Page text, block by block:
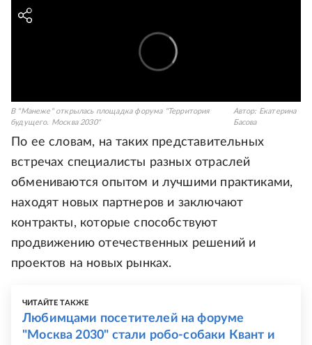
В "Манеже" открылась площадка форума "Территория
будущего. Москва 2030"
Автор: Екатерина
Басова
По ее словам, на таких представительных
встречах специалисты разных отраслей
обмениваются опытом и лучшими практиками,
находят новых партнеров и заключают
контракты, которые способствуют
продвижению отечественных решений и
проектов на новых рынках.
ЧИТАЙТЕ ТАКЖЕ
Любимцами посетителей на форуме
"Москва 2030" стали робо-собаки Квант и